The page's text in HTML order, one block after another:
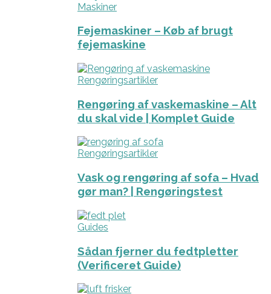
Maskiner
Fejemaskiner – Køb af brugt
fejemaskine
Rengøringsartikler
Rengøring af vaskemaskine – Alt
du skal vide | Komplet Guide
Rengøringsartikler
Vask og rengøring af sofa – Hvad
gør man? | Rengøringstest
Guides
Sådan fjerner du fedtpletter
(Verificeret Guide)